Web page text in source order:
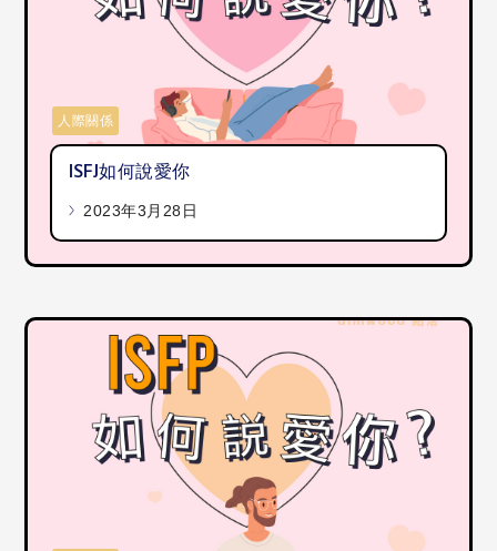
ISFJ如何說愛你
2023年3月28日
人際關係